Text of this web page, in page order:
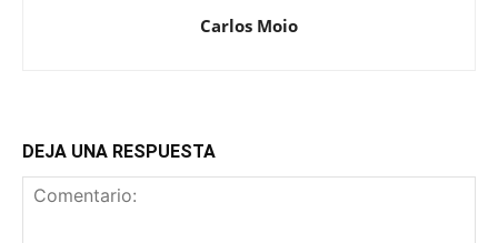
Carlos Moio
DEJA UNA RESPUESTA